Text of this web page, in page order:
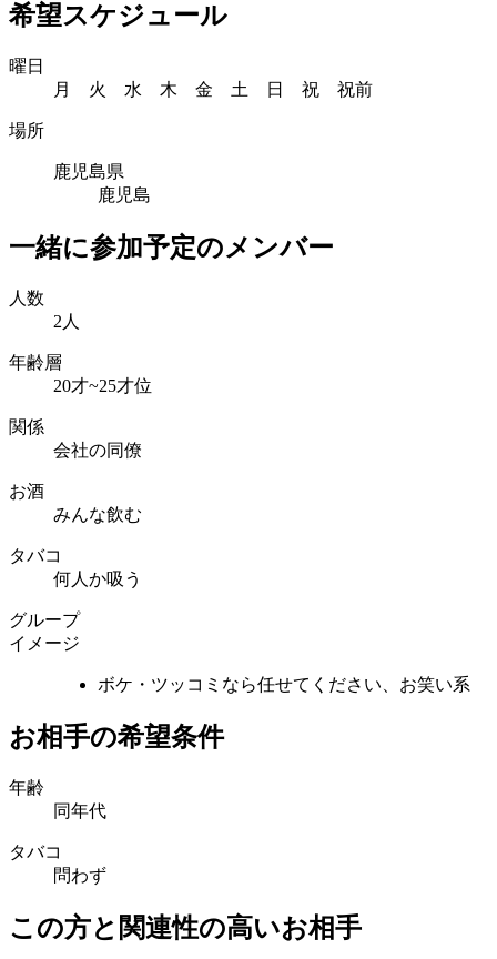
希望スケジュール
曜日
月 火 水 木 金 土 日 祝 祝前
場所
鹿児島県
鹿児島
一緒に参加予定のメンバー
人数
2人
年齢層
20才~25才位
関係
会社の同僚
お酒
みんな飲む
タバコ
何人か吸う
グループ
イメージ
ボケ・ツッコミなら任せてください、お笑い系
お相手の希望条件
年齢
同年代
タバコ
問わず
この方と関連性の高いお相手